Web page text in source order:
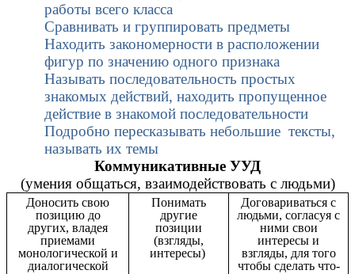
работы всего класса
Сравнивать и группировать предметы
Находить закономерности в расположении
фигур по значению одного признака
Называть последовательность простых
знакомых действий, находить пропущенное
действие в знакомой последовательности
Подробно пересказывать небольшие тексты,
называть их темы
Коммуникативные УУД
(умения общаться, взаимодействовать с людьми)
Доносить свою
позицию до
других, владея
приемами
монологической и
диалогической
Понимать
другие
позиции
(взгляды,
интересы)
Договариваться с
людьми, согласуя с
ними свои
интересы и
взгляды, для того
чтобы сделать что-